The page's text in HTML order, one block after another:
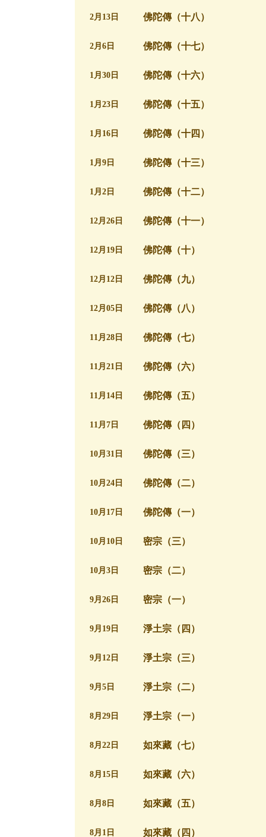
2月13日 佛陀傳（十八）
2月6日 佛陀傳（十七）
1月30日 佛陀傳（十六）
1月23日 佛陀傳（十五）
1月16日 佛陀傳（十四）
1月9日 佛陀傳（十三）
1月2日 佛陀傳（十二）
12月26日 佛陀傳（十一）
12月19日 佛陀傳（十）
12月12日 佛陀傳（九）
12月05日 佛陀傳（八）
11月28日 佛陀傳（七）
11月21日 佛陀傳（六）
11月14日 佛陀傳（五）
11月7日 佛陀傳（四）
10月31日 佛陀傳（三）
10月24日 佛陀傳（二）
10月17日 佛陀傳（一）
10月10日 密宗（三）
10月3日 密宗（二）
9月26日 密宗（一）
9月19日 淨土宗（四）
9月12日 淨土宗（三）
9月5日 淨土宗（二）
8月29日 淨土宗（一）
8月22日 如來藏（七）
8月15日 如來藏（六）
8月8日 如來藏（五）
8月1日 如來藏（四）